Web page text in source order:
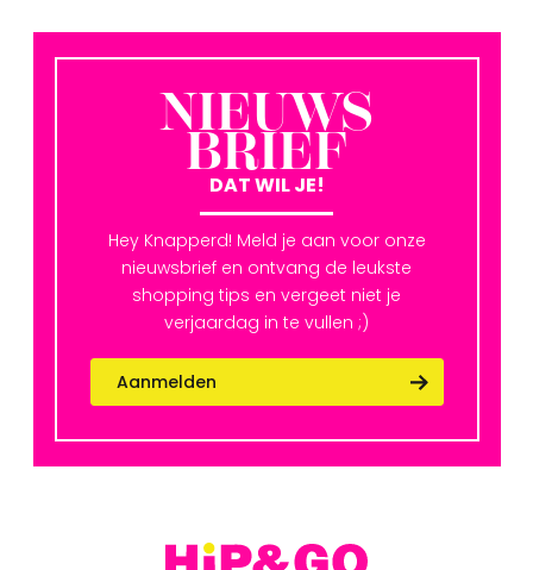
NIEUWS
BRIEF
DAT WIL JE!
Hey Knapperd! Meld je aan voor onze
nieuwsbrief en ontvang de leukste
shopping tips en vergeet niet je
verjaardag in te vullen ;)
Aanmelden